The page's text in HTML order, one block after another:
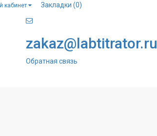
кабинет Закладки (0)
zakaz@labtitrator.ru
Обратная связь